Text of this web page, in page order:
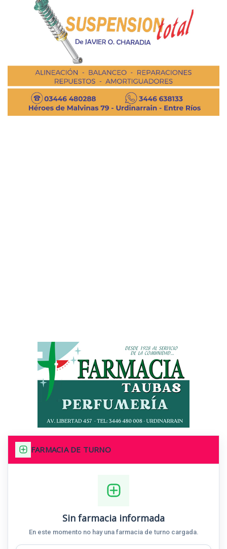
FARMACIA DE TURNO
Sin farmacia informada
En este momento no hay una farmacia de turno cargada.